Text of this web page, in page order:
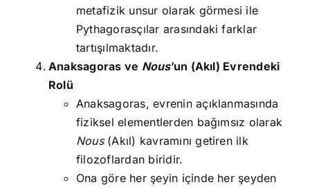
metafizik unsur olarak görmesi ile
Pythagorasçılar arasındaki farklar
tartışılmaktadır.
Anaksagoras ve Nous’un (Akıl) Evrendeki
Rolü
Anaksagoras, evrenin açıklanmasında
fiziksel elementlerden bağımsız olarak
Nous(Akıl) kavramını getiren ilk
filozoflardan biridir.
Ona göre her şeyin içinde her şeyden